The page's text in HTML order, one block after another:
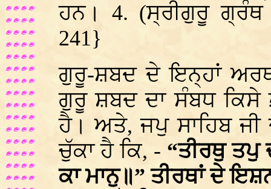
ਹਨ। 4. (ਸ੍ਰੀਗੁਰੂ ਗ੍ਰੰਥ
241}
ਗੁਰੂ-ਸ਼ਬਦ ਦੇ ਇਨ੍ਹਾਂ
ਗੁਰੂ ਸ਼ਬਦ ਦਾ ਸੰਬਧ ਕਿਸੇ
ਹੈ। ਅਤੇ, ਜਪੁ ਸਾਹਿਬ ਜੀ
ਚੁੱਕਾ ਹੈ ਕਿ, - “ਤੀਰਥੁ
ਕਾ ਮਾਨੁ॥” ਤੀਰਥਾਂ ਦੇ